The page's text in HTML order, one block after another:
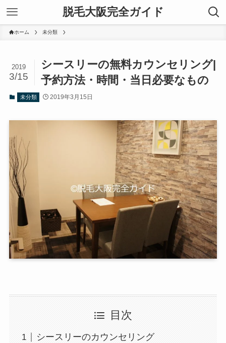
脱毛大阪完全ガイド
ホーム 未分類
シースリーの無料カウンセリング|
予約方法・時間・当日必要なもの
2019
3/15
未分類 2019年3月15日
目次
シースリーのカウンセリング